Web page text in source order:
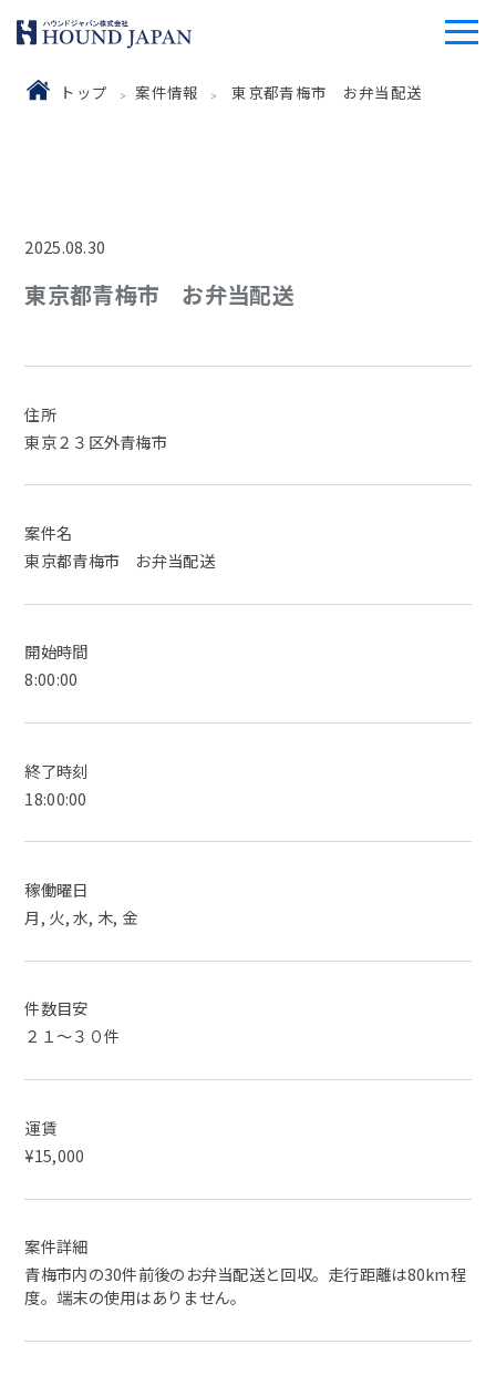
トップ 案件情報 東京都青梅市 お弁当配送
2025.08.30
東京都青梅市 お弁当配送
住所
東京２３区外青梅市
案件名
東京都青梅市 お弁当配送
開始時間
8:00:00
終了時刻
18:00:00
稼働曜日
月, 火, 水, 木, 金
件数目安
２１～３０件
運賃
¥15,000
案件詳細
青梅市内の30件前後のお弁当配送と回収。走行距離は80km程
度。端末の使用はありません。